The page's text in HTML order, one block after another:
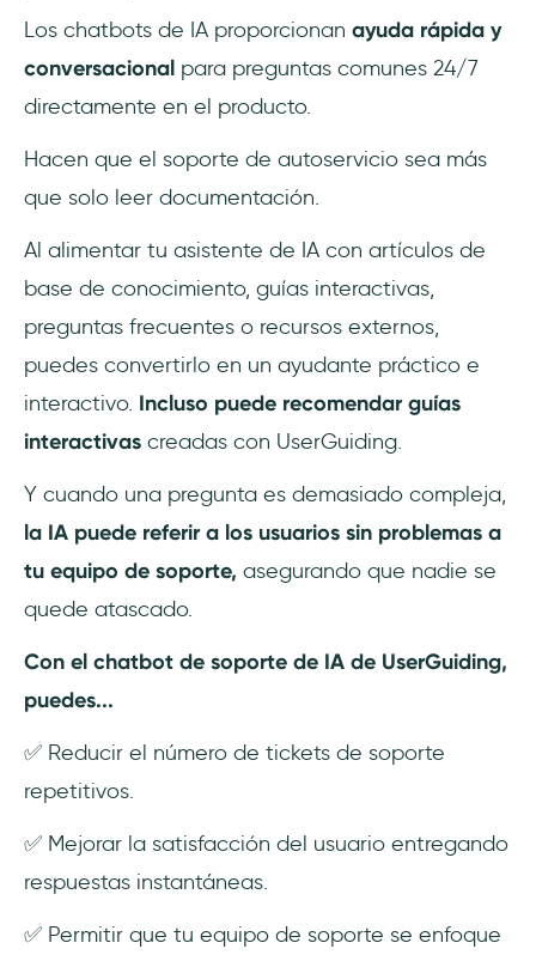
Los chatbots de IA proporcionan ayuda rápida y
conversacional para preguntas comunes 24/7
directamente en el producto.
Hacen que el soporte de autoservicio sea más
que solo leer documentación.
Al alimentar tu asistente de IA con artículos de
base de conocimiento, guías interactivas,
preguntas frecuentes o recursos externos,
puedes convertirlo en un ayudante práctico e
interactivo. Incluso puede recomendar guías
interactivas creadas con UserGuiding.
Y cuando una pregunta es demasiado compleja,
la IA puede referir a los usuarios sin problemas a
tu equipo de soporte, asegurando que nadie se
quede atascado.
Con el chatbot de soporte de IA de UserGuiding,
puedes...
✅ Reducir el número de tickets de soporte
repetitivos.
✅ Mejorar la satisfacción del usuario entregando
respuestas instantáneas.
✅ Permitir que tu equipo de soporte se enfoque